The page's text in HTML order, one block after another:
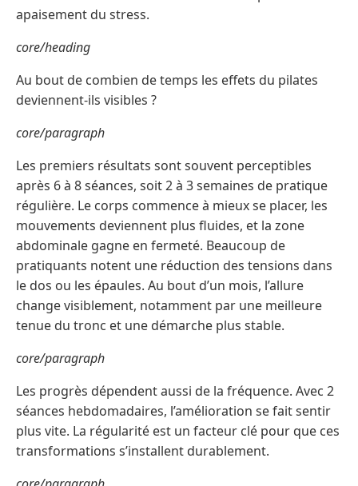
apaisement du stress.
core/heading
Au bout de combien de temps les effets du pilates
deviennent-ils visibles ?
core/paragraph
Les premiers résultats sont souvent perceptibles
après 6 à 8 séances, soit 2 à 3 semaines de pratique
régulière. Le corps commence à mieux se placer, les
mouvements deviennent plus fluides, et la zone
abdominale gagne en fermeté. Beaucoup de
pratiquants notent une réduction des tensions dans
le dos ou les épaules. Au bout d’un mois, l’allure
change visiblement, notamment par une meilleure
tenue du tronc et une démarche plus stable.
core/paragraph
Les progrès dépendent aussi de la fréquence. Avec 2
séances hebdomadaires, l’amélioration se fait sentir
plus vite. La régularité est un facteur clé pour que ces
transformations s’installent durablement.